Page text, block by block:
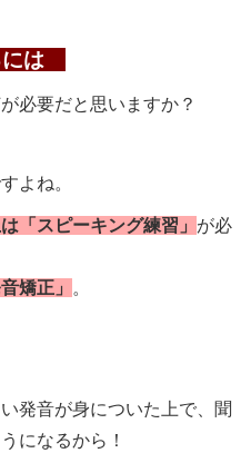
には
必要だと思いますか？
よね。
「スピーキング練習」 が必
矯正」 。
発音が身についた上で、聞
になるから！